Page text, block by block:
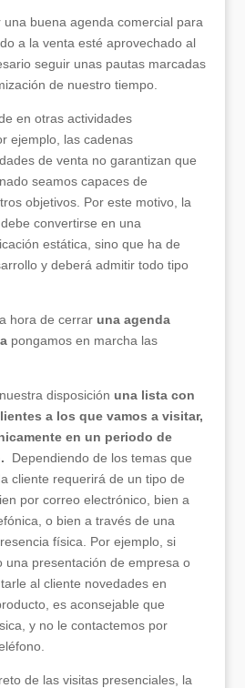
una buena agenda comercial para
a la venta esté aprovechado al
seguir unas pautas marcadas
de nuestro tiempo.
en otras actividades
ejemplo, las cadenas
de venta no garantizan que
seamos capaces de
objetivos. Por este motivo, la
convertirse en una
estática, sino que ha de
y deberá admitir todo tipo
hora de cerrar una agenda
pongamos en marcha las
disposición una lista con
a los que vamos a visitar,
en un periodo de
Dependiendo de los temas que
cliente requerirá de un tipo de
por correo electrónico, bien a
o bien a través de una
física. Por ejemplo, si
una presentación de empresa o
al cliente novedades en
es aconsejable que
y no le contactemos por
de las visitas presenciales, la